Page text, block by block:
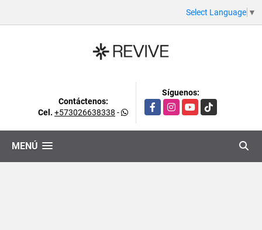
Select Language ▼
Contáctenos:
Cel. +573026638338 -
Síguenos:
FacebookInstagramYouTubeTikTok
MENÚ